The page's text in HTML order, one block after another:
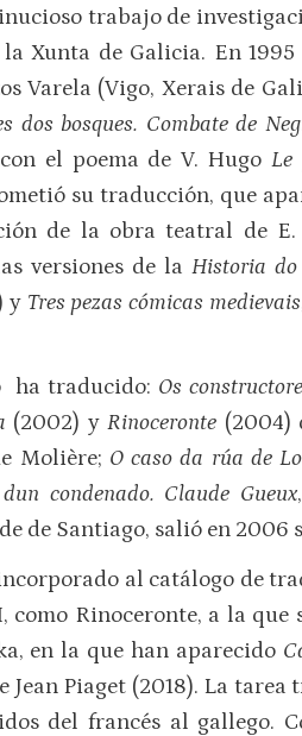
trabajo de
la Xunta de Galicia. En
Varela (Vigo, Xerais de
dos bosques. Combate de
el poema de V. HugoLe
su traducción, que
de la obra teatral de
versiones de la Historia
y Tres pezas cómicas medievais
ha traducido: Os
(2002) yRinoceronte (2004)
Molière; O caso da rúa de
condenado. Claude Gueux
de Santiago, salió en 2006
al catálogo de
como Rinoceronte, a la
en la que han aparecido
Jean Piaget (2018). La
del francés al gallego.